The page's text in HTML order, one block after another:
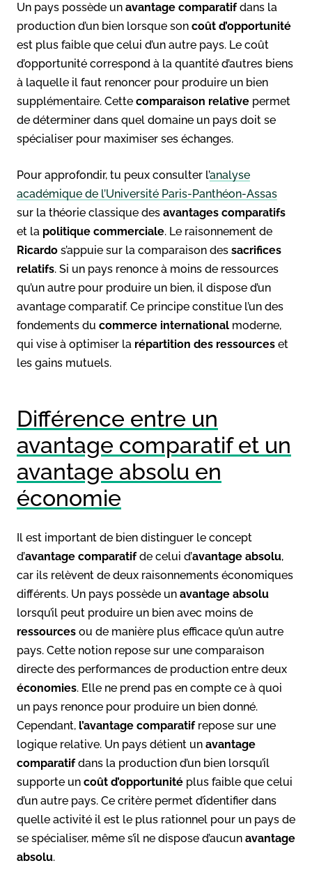
Un pays possède un avantage comparatifdans la
production d’un bien lorsque son coût d’opportunité
est plus faible que celui d’un autre pays. Le coût
d’opportunité correspond à la quantité d’autres biens
à laquelle il faut renoncer pour produire un bien
supplémentaire. Cette comparaison relative permet
de déterminer dans quel domaine un pays doit se
spécialiser pour maximiser ses échanges.
Pour approfondir, tu peux consulter l’analyse
académique de l’Université Paris-Panthéon-Assas
sur la théorie classique des avantages comparatifs
et la politique commerciale. Le raisonnement de
Ricardo s’appuie sur la comparaison des sacrifices
relatifs. Si un pays renonce à moins de ressources
qu’un autre pour produire un bien, il dispose d’un
avantage comparatif. Ce principe constitue l’un des
fondements du commerce international moderne,
qui vise à optimiser la répartition des ressources et
les gains mutuels.
Différence entre un
avantage comparatif et un
avantage absolu en
économie
Il est important de bien distinguer le concept
d’avantage comparatifde celui d’avantage absolu,
car ils relèvent de deux raisonnements économiques
différents. Un pays possède un avantage absolu
lorsqu’il peut produire un bien avec moins de
ressources ou de manière plus efficace qu’un autre
pays. Cette notion repose sur une comparaison
directe des performances de production entre deux
économies. Elle ne prend pas en compte ce à quoi
un pays renonce pour produire un bien donné.
Cependant, l’avantage comparatif repose sur une
logique relative. Un pays détient un avantage
comparatifdans la production d’un bien lorsqu’il
supporte un coût d’opportunité plus faible que celui
d’un autre pays. Ce critère permet d’identifier dans
quelle activité il est le plus rationnel pour un pays de
se spécialiser, même s’il ne dispose d’aucun avantage
absolu.